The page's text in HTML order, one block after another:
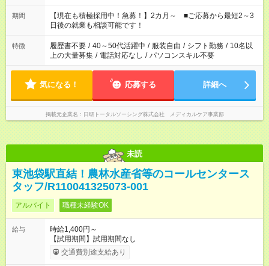
い」 「余裕を持って夕飯の準備がしたい」 「できれば残業はし
たくない」 など、ご希望を教えてくださいね。 ※Wワーク希望
の方へ 今ご覧のお仕事で希望する勤務時間と、もう1つのお仕事
の勤務時間。 合計で週40時間を超える場合は応募できません。
期間
【現在も積極採用中！急募！】2カ月～ ■ご応募から最短2～3
日後の就業も相談可能です！
特徴 履歴書不要 / 40～50代活躍中 / 服装自由 / シフト勤務 / 10名以
上の大量募集 / 電話対応なし / パソコンスキル不要
気になる！ 応募する 詳細へ
掲載元企業名 日研トータルソーシング株式会社 メディカルケア事業部
未読
東池袋駅直結！農林水産省等のコールセンタース
タッフ/R110041325073-001
アルバイト 職種未経験OK
給与
時給1,400円～
【試用期間】試用期間なし
交通費別途支給あり